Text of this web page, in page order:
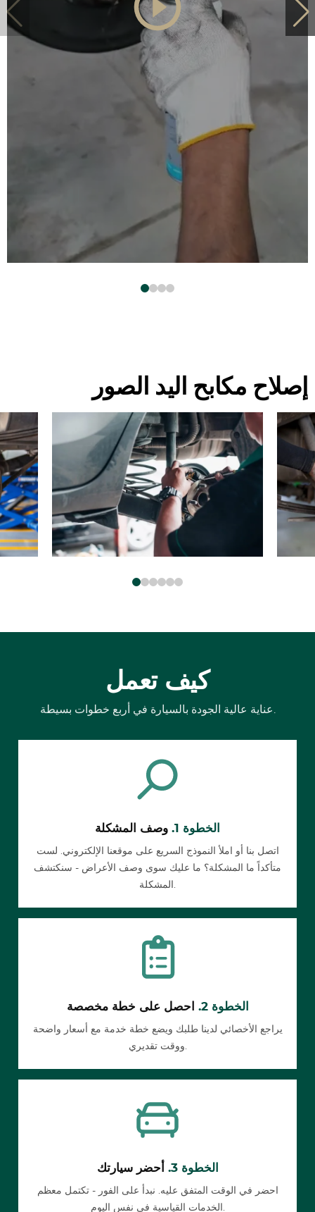
إصلاح مكابح اليد الصور
كيف تعمل
عناية عالية الجودة بالسيارة في أربع خطوات بسيطة.
الخطوة 1. وصف المشكلة
اتصل بنا أو املأ النموذج السريع على موقعنا الإلكتروني. لست
متأكداً ما المشكلة؟ ما عليك سوى وصف الأعراض - سنكتشف
المشكلة.
الخطوة 2. احصل على خطة مخصصة
يراجع الأخصائي لدينا طلبك ويضع خطة خدمة مع أسعار واضحة
ووقت تقديري.
الخطوة 3. أحضر سيارتك
احضر في الوقت المتفق عليه. نبدأ على الفور - تكتمل معظم
الخدمات القياسية في نفس اليوم.